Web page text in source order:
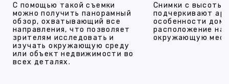
С помощью такой съемки
можно получить панорамный
обзор, охватывающий все
направления, что позволяет
зрителям исследовать и
изучать окружающую среду
или объект недвижимости во
всех деталях.
Снимки с высоты
подчеркивают
особенности
расположение на
окружающую